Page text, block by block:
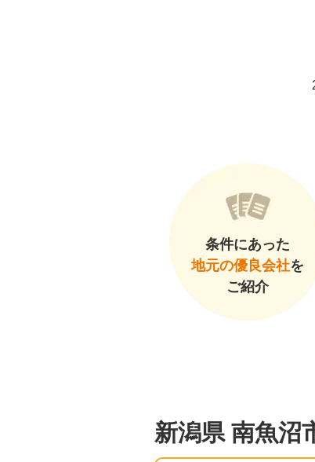
条件にあった
地元の優良会社を
ご紹介
新潟県 南魚沼